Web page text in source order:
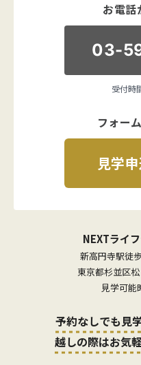
お電話
03-
受付時
フォー
見学
NEXTライ
新高円寺駅徒
東京都杉並区
見学可能
予約なしでも見
越しの際はお気